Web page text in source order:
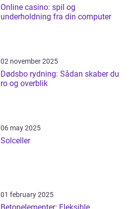
Online casino: spil og
underholdning fra din computer
02 november 2025
Dødsbo rydning: Sådan skaber du
ro og overblik
06 may 2025
Solceller
01 february 2025